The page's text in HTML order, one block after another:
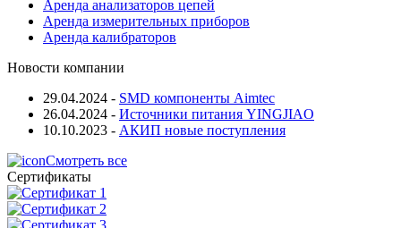
Аренда анализаторов цепей
Аренда измерительных приборов
Аренда калибраторов
Новости компании
29.04.2024 - SMD компоненты Aimtec
26.04.2024 - Источники питания YINGJIAO
10.10.2023 - АКИП новые поступления
Смотреть все
Сертификаты